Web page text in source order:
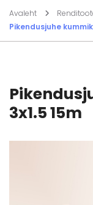
Avaleht
Pikendusjuhe
3x1.5 15m